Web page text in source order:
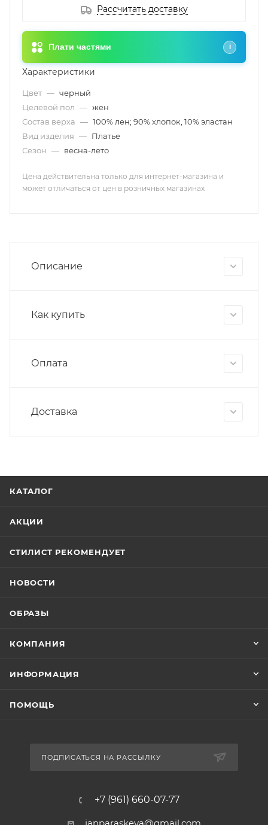
Рассчитать доставку
Плати частями i
Характеристики
Цвет — черный
Целевой пол — жен
Состав верха — 100% лен; 90% хлопок, 10% эластан
Вид изделия — Платье
Сезон — весна-лето
Цена действительна только для интернет-магазина и
может отличаться от цен в розничных магазинах
Описание
Как купить
Оплата
Доставка
КАТАЛОГ
АКЦИИ
СТИЛИСТ РЕКОМЕНДУЕТ
НОВОСТИ
ОБРАЗЫ
КОМПАНИЯ
ИНФОРМАЦИЯ
ПОМОЩЬ
ПОДПИСАТЬСЯ НА РАССЫЛКУ
+7 (961) 660-07-77